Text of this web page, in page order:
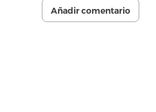
Añadir comentario